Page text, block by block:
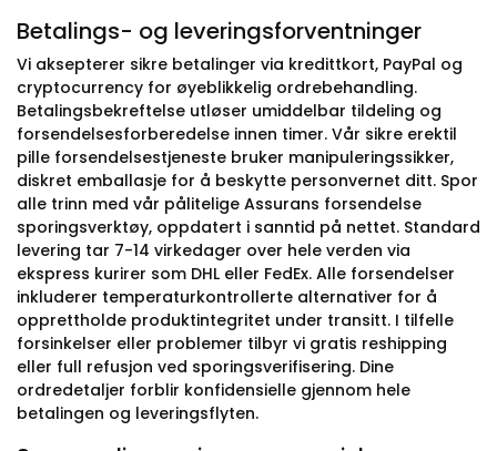
Betalings- og leveringsforventninger
Vi aksepterer sikre betalinger via kredittkort, PayPal og
cryptocurrency for øyeblikkelig ordrebehandling.
Betalingsbekreftelse utløser umiddelbar tildeling og
forsendelsesforberedelse innen timer. Vår sikre erektil
pille forsendelsestjeneste bruker manipuleringssikker,
diskret emballasje for å beskytte personvernet ditt. Spor
alle trinn med vår pålitelige Assurans forsendelse
sporingsverktøy, oppdatert i sanntid på nettet. Standard
levering tar 7-14 virkedager over hele verden via
ekspress kurirer som DHL eller FedEx. Alle forsendelser
inkluderer temperaturkontrollerte alternativer for å
opprettholde produktintegritet under transitt. I tilfelle
forsinkelser eller problemer tilbyr vi gratis reshipping
eller full refusjon ved sporingsverifisering. Dine
ordredetaljer forblir konfidensielle gjennom hele
betalingen og leveringsflyten.